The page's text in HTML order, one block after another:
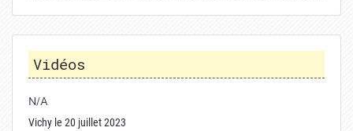
Vidéos
N/A
Vichy le 20 juillet 2023